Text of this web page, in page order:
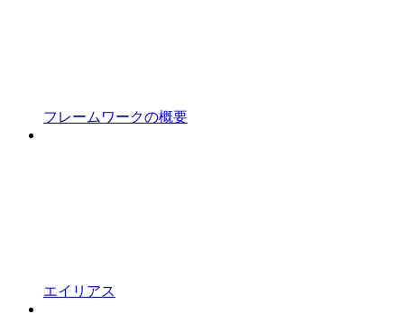
フレームワークの概要
エイリアス